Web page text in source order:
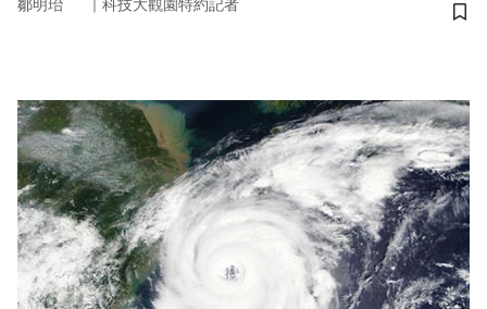
鄒明珆 科技大觀園特約記者
儲